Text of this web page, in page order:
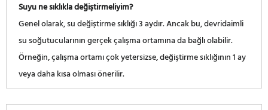
Suyu ne sıklıkla değiştirmeliyim?
Genel olarak, su değiştirme sıklığı 3 aydır. Ancak bu, devridaimli
su soğutucularının gerçek çalışma ortamına da bağlı olabilir.
Örneğin, çalışma ortamı çok yetersizse, değiştirme sıklığının 1 ay
veya daha kısa olması önerilir.